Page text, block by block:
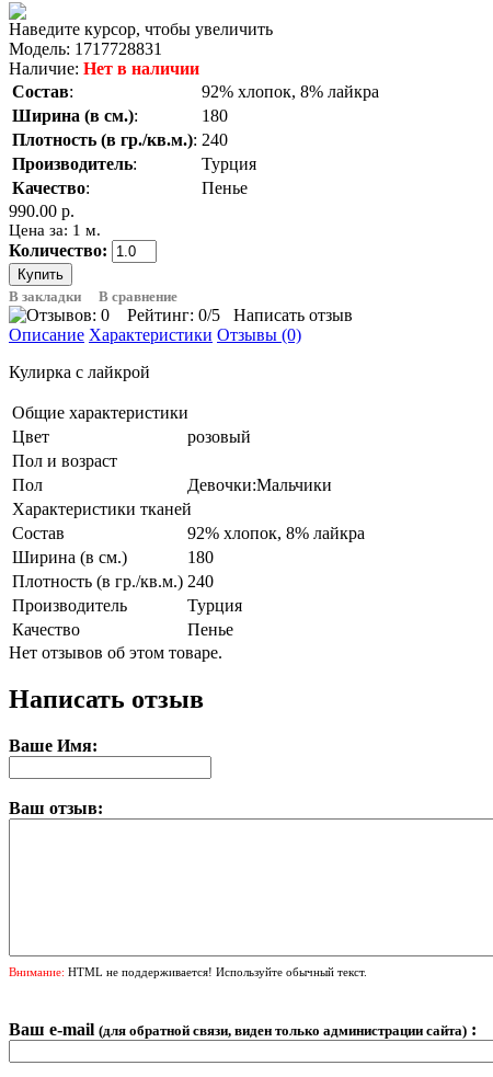
Наведите курсор, чтобы увеличить
Модель: 1717728831
Наличие: Нет в наличии
Состав:
92% хлопок, 8% лайкра
Ширина (в см.):
180
Плотность (в гр./кв.м.): 240
Производитель:
Турция
Качество:
Пенье
990.00 р.
Цена за: 1 м.
Количество:
В закладки В сравнение
Рейтинг: 0/5
Написать отзыв
Описание Характеристики Отзывы (0)
Кулирка с лайкрой
Общие характеристики
Цвет
розовый
Пол и возраст
Пол
Девочки:Мальчики
Характеристики тканей
Состав
92% хлопок, 8% лайкра
Ширина (в см.)
180
Плотность (в гр./кв.м.) 240
Производитель
Турция
Качество
Пенье
Нет отзывов об этом товаре.
Написать отзыв
Ваше Имя:
Ваш отзыв:
Внимание: HTML не поддерживается! Используйте обычный текст.
Ваш e-mail (для обратной связи, виден только администрации сайта) :